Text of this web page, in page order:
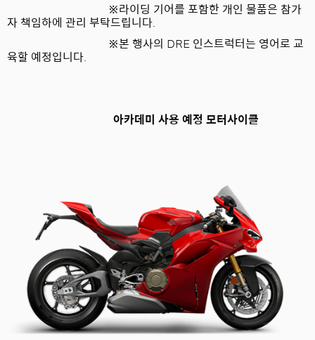
※라이딩 기어를 포함한 개인 물품은 참가
자 책임하에 관리 부탁드립니다
※본 행사의 DRE 인스트럭터는 영어로 교
육할 예정입니다
아카데미 사용 예정 모터사이클